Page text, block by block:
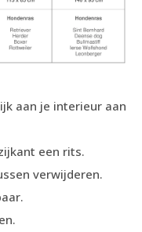
aan je interieur aan
een rits.
verwijderen.